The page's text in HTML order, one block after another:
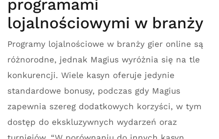
programami
lojalnościowymi w branży
Programy lojalnościowe w branży gier online są
różnorodne, jednak Magius wyróżnia się na tle
konkurencji. Wiele kasyn oferuje jedynie
standardowe bonusy, podczas gdy Magius
zapewnia szereg dodatkowych korzyści, w tym
dostęp do ekskluzywnych wydarzeń oraz